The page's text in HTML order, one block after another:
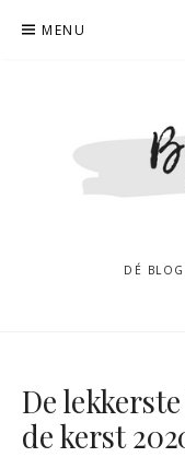
MENU
DÉ
De
de kerst